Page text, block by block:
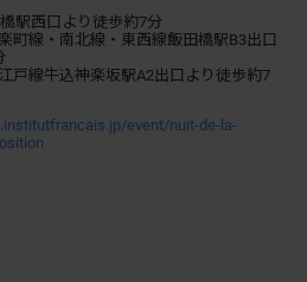
駅西口より徒歩約7分
町線・南北線・東西線飯田橋駅B3出口
戸線牛込神楽坂駅A2出口より徒歩約7
event/nuit-de-la-